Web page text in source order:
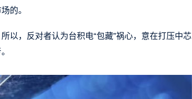
的。
以，反对者认为台积电“包藏”祸心，意在打压中芯